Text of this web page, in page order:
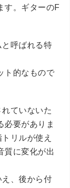
す。ギターのF
呼ばれる特
ト的なもので
ていないた
必要がありま
リルが使え
質に変化が出
、後から付